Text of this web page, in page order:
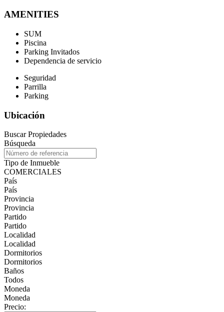
AMENITIES
SUM
Piscina
Parking Invitados
Dependencia de servicio
Seguridad
Parrilla
Parking
Ubicación
Buscar Propiedades
Búsqueda
Tipo de Inmueble
COMERCIALES
País
País
Provincia
Provincia
Partido
Partido
Localidad
Localidad
Dormitorios
Dormitorios
Baños
Todos
Moneda
Moneda
Precio: